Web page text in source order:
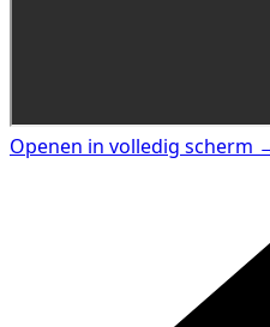
Openen in volledig scherm